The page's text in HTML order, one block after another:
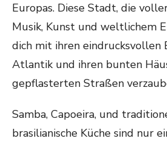
Europas. Diese Stadt, die
Musik, Kunst und weltlichem
dich mit ihren eindrucksvollen
Atlantik und ihren bunten
gepflasterten Straßen
Samba, Capoeira, und
brasilianische Küche sind nur